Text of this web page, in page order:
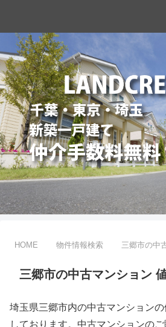
HOME 物件情報検索 三郷市の中
三郷市の中古マンション
埼玉県三郷市内の中古マンション
しております。中古マンションの